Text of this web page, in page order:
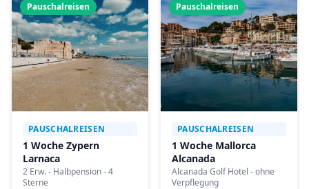
Pauschalreisen
PAUSCHALREISEN
1 Woche Zypern
Larnaca
2 Erw. - Halbpension - 4
Sterne
Pauschalreisen
PAUSCHALREISEN
1 Woche Mallorca
Alcanada
Alcanada Golf Hotel - ohne
Verpflegung